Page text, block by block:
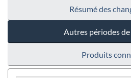
Résumé des
Autres périodes
Produits